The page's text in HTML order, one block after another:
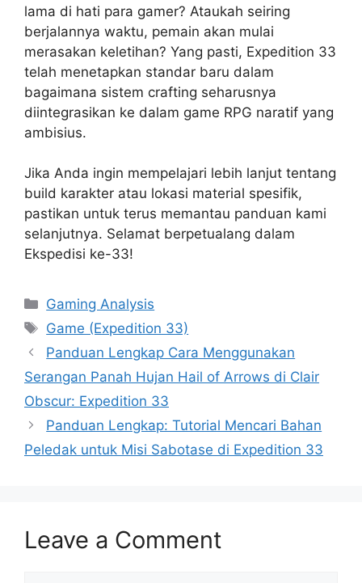
lama di hati para gamer? Ataukah seiring
berjalannya waktu, pemain akan mulai
merasakan keletihan? Yang pasti, Expedition 33
telah menetapkan standar baru dalam
bagaimana sistem crafting seharusnya
diintegrasikan ke dalam game RPG naratif yang
ambisius.
Jika Anda ingin mempelajari lebih lanjut tentang
build karakter atau lokasi material spesifik,
pastikan untuk terus memantau panduan kami
selanjutnya. Selamat berpetualang dalam
Ekspedisi ke-33!
Categories
Gaming Analysis
Tags
Game (Expedition 33)
Panduan Lengkap Cara Menggunakan
Serangan Panah Hujan Hail of Arrows di Clair
Obscur: Expedition 33
Panduan Lengkap: Tutorial Mencari Bahan
Peledak untuk Misi Sabotase di Expedition 33
Leave a Comment